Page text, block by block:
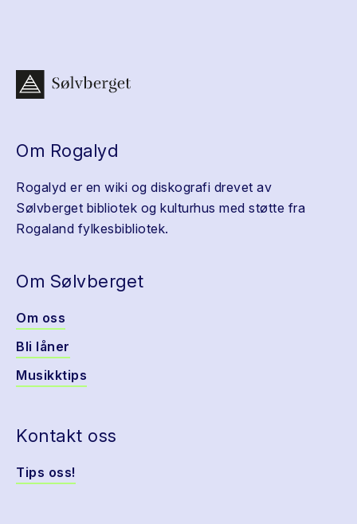
Om Rogalyd
Rogalyd er en wiki og diskografi drevet av
Sølvberget bibliotek og kulturhus med støtte fra
Rogaland fylkesbibliotek.
Om Sølvberget
Om oss
Bli låner
Musikktips
Kontakt oss
Tips oss!